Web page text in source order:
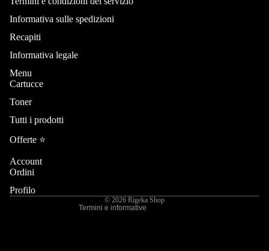
Informativa sulle spedizioni
Recapiti
Informativa legale
Menu
Cartucce
Toner
Tutti i prodotti
Offerte ⭐️
Account
Ordini
Profilo
© 2026 Rigeka Shop
Termini e informative
Informativa sulla privacy
Termini e condizioni del servizio
Recapiti